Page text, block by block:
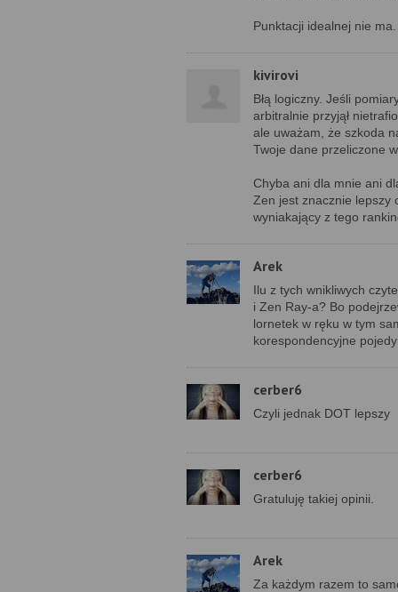
Punktacji idealnej nie
kivirovi
Błą logiczny. Jeśli
arbitralnie przyjął
ale uważam, że szkoda
Twoje dane przeliczone
Chyba ani dla mnie ani
Zen jest znacznie lepszy
wyniakający z tego
Arek
Ilu z tych wnikliwych
i Zen Ray-a? Bo
lornetek w ręku w tym
korespondencyjne
cerber6
Czyli jednak DOT lepszy
cerber6
Gratuluję takiej opinii.
Arek
Za każdym razem to